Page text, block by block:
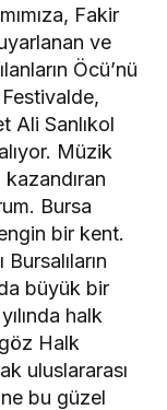
Fakir
ve
Öcü’nü
Ali Sanlıkol
Müzik
kazandıran
Bursa
bir kent.
büyük bir
halk
Halk
uluslararası
bu güzel